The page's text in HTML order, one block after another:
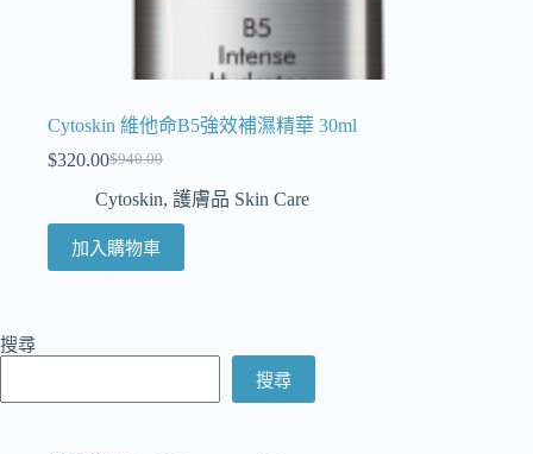
Cytoskin 維他命B5強效補濕精華 30ml
$940.00
$320.00
Cytoskin, 護膚品 Skin Care
加入購物車
搜尋
搜尋